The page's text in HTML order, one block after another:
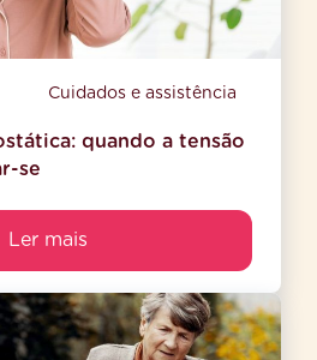
Cuidados e assistência
quando a tensão
se
Ler mais